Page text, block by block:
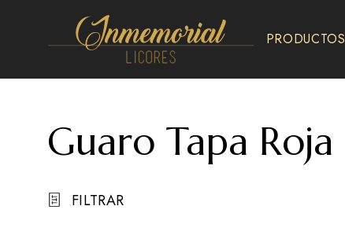
Licores
PRODUCTOS
Guaro Tapa Roja
FILTRAR